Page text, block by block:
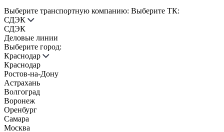
Выберите транспортную компанию: Выберите ТК:
СДЭК
СДЭК
Деловые линии
Выберите город:
Краснодар
Краснодар
Ростов-на-Дону
Астрахань
Волгоград
Воронеж
Оренбург
Самара
Москва